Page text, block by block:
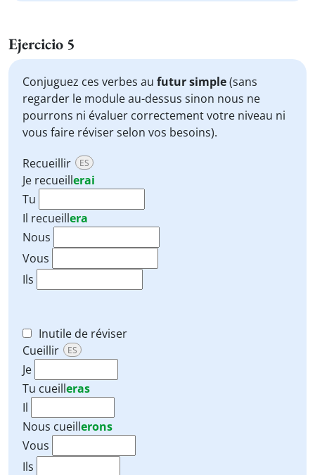
Ejercicio 5
Conjuguez ces verbes au futur simple(sans
regarder le module au-dessus sinon nous ne
pourrons ni évaluer correctement votre niveau ni
vous faire réviser selon vos besoins).
Recueillir
ES
Je recueillerai
Tu
Il recueillera
Nous
Vous
Ils
Inutile de réviser
Cueillir
ES
Je
Tu cueilleras
Il
Nous cueillerons
Vous
Ils